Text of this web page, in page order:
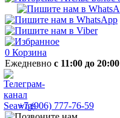
0 Корзина
Ежедневно с 11:00 до 20:00
+7 (906) 777-76-59